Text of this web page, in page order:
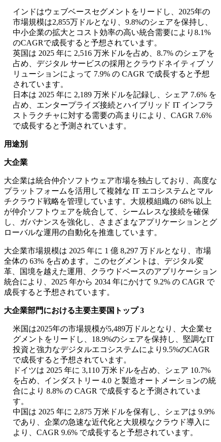
インドはウェブベースセグメントをリードし、2025年の
市場規模は2,855万ドルとなり、9.8%のシェアを保持し、
中小企業の拡大とコスト効率の高い統合需要により8.1%
のCAGRで成長すると予想されています。
英国は 2025 年に 2,516 万米ドルを占め、8.7% のシェアを
占め、デジタル サービスの採用とクラウドネイティブ ソ
リューションによって 7.9% の CAGR で成長すると予想
されています。
日本は 2025 年に 2,189 万米ドルを記録し、シェア 7.6% を
占め、エンタープライズ接続とハイブリッド IT インフラ
ストラクチャに対する需要の高まりにより、CAGR 7.6%
で成長すると予測されています。
用途別
大企業
大企業は統合仲介ソフトウェア市場を独占しており、高度な
プラットフォームを活用して複雑な IT エコシステムとマル
チクラウド戦略を管理しています。大規模組織の 68% 以上
が仲介ソフトウェアを統合して、シームレスな接続を確保
し、ガバナンスを強化し、さまざまなアプリケーションとグ
ローバルな運用の自動化を推進しています。
大企業市場規模は 2025 年に 1 億 8,297 万ドルとなり、市場
全体の 63% を占めます。このセグメントは、デジタル変
革、国境を越えた運用、クラウドベースのアプリケーション
統合により、2025 年から 2034 年にかけて 9.2% の CAGR で
成長すると予想されています。
大企業部門における主要主要国トップ 3
米国は2025年の市場規模が5,489万ドルとなり、大企業セ
グメントをリードし、18.9%のシェアを保持し、堅調なIT
投資と強力なデジタルエコシステムにより9.5%のCAGR
で成長すると予想されています。
ドイツは 2025 年に 3,110 万米ドルを占め、シェア 10.7%
を占め、インダストリー 4.0 と製造オートメーションの統
合により 8.8% の CAGR で成長すると予測されていま
す。
中国は 2025 年に 2,875 万米ドルを保有し、シェアは 9.9%
であり、企業の急速な近代化と大規模なクラウド導入に
より、CAGR 9.6% で成長すると予想されています。